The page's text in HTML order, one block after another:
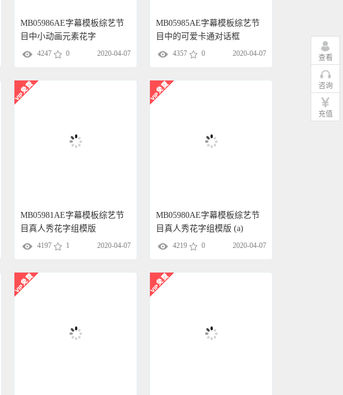
MB05986AE字幕模板综艺节
目中小动画元素花字
4247 0 2020-04-07
MB05985AE字幕模板综艺节
目中的可爱卡通对话框
4357 0 2020-04-07
MB05981AE字幕模板综艺节
目真人秀花字组模版
4197 1 2020-04-07
MB05980AE字幕模板综艺节
目真人秀花字组模版 (a)
4219 0 2020-04-07
查看
咨询
充值